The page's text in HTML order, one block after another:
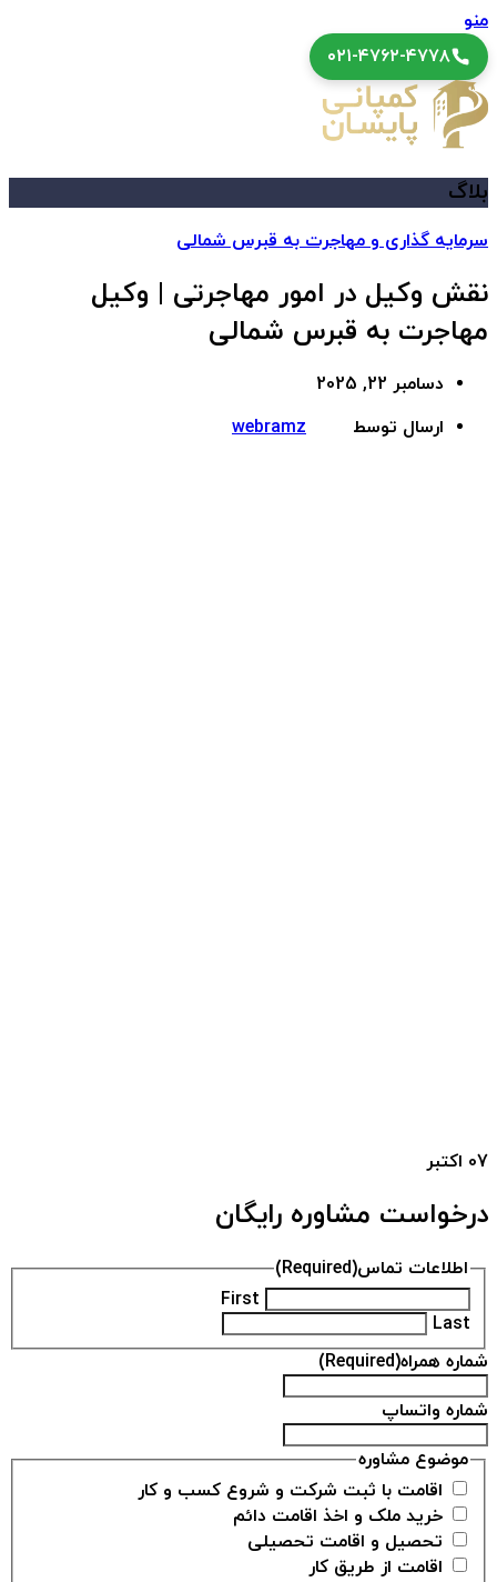
منو
۰۲۱-۴۷۶۲-۴۷۷۸
بلاگ
سرمایه گذاری و مهاجرت به قبرس شمالی
نقش وکیل در امور مهاجرتی | وکیل
مهاجرت به قبرس شمالی
دسامبر 22, 2025
ارسال توسط
webramz
07 اکتبر
درخواست مشاوره رایگان
اطلاعات تماس(Required)
First
Last
شماره همراه(Required)
شماره واتساپ
موضوع مشاوره
اقامت با ثبت شرکت و شروع کسب و کار
خرید ملک و اخذ اقامت دائم
تحصیل و اقامت تحصیلی
اقامت از طریق کار